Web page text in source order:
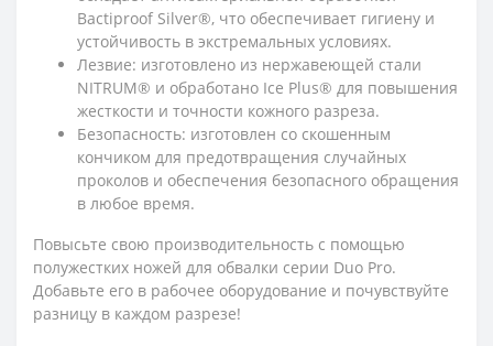
Bactiproof Silver®, что обеспечивает гигиену и
устойчивость в экстремальных условиях.
Лезвие: изготовлено из нержавеющей стали
NITRUM® и обработано Ice Plus® для повышения
жесткости и точности кожного разреза.
Безопасность: изготовлен со скошенным
кончиком для предотвращения случайных
проколов и обеспечения безопасного обращения
в любое время.
Повысьте свою производительность с помощью
полужестких ножей для обвалки серии Duo Pro.
Добавьте его в рабочее оборудование и почувствуйте
разницу в каждом разрезе!